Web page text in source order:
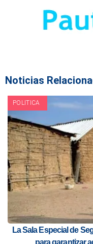
Noticias
POLITICA
La Sala Especial de